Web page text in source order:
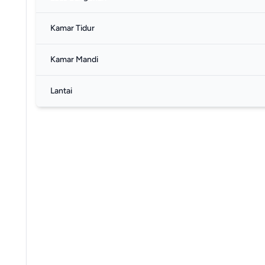
Kamar Tidur
Kamar Mandi
Lantai